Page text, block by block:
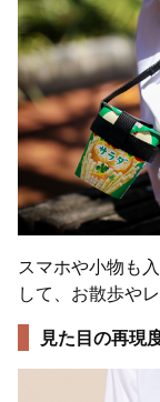
スマホや小物も
して、お散歩や
見た目の再現